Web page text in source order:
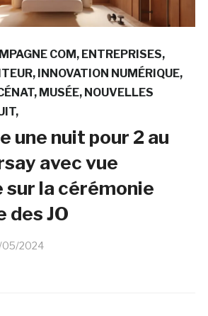
COM ENTREPRISES
INNOVATION NUMÉRIQUE
MUSÉE NOUVELLES
une nuit pour 2 au
avec vue
sur la cérémonie
des JO
05/2024